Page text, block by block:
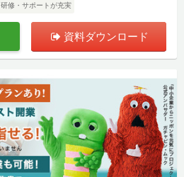
研修・サポートが充実
資料ダウンロード